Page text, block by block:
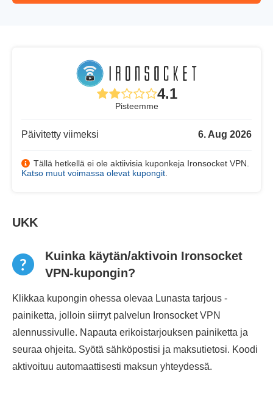
4.1
Pisteemme
Päivitetty viimeksi 6. Aug 2026
Tällä hetkellä ei ole aktiivisia kuponkeja Ironsocket VPN.
Katso muut voimassa olevat kupongit
UKK
Kuinka käytän/aktivoin Ironsocket
VPN-kupongin?
Klikkaa kupongin ohessa olevaa Lunasta tarjous -
painiketta, jolloin siirryt palvelun Ironsocket VPN
alennussivulle. Napauta erikoistarjouksen painiketta ja
seuraa ohjeita. Syötä sähköpostisi ja maksutietosi. Koodi
aktivoituu automaattisesti maksun yhteydessä.